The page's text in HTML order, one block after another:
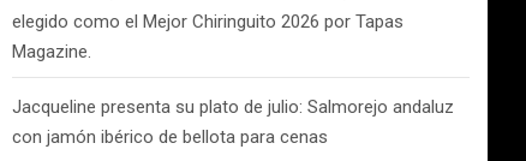
elegido como el Mejor Chiringuito 2026 por Tapas
Magazine.
Jacqueline presenta su plato de julio: Salmorejo andaluz
con jamón ibérico de bellota para cenas